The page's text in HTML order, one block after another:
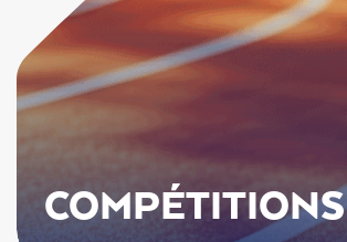
COMPÉTITIONS